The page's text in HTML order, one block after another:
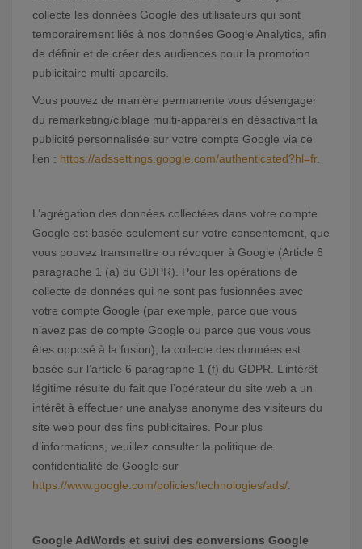
collecte les données Google des utilisateurs qui sont
temporairement liés à nos données Google Analytics, afin
de définir et de créer des audiences pour la promotion
publicitaire multi-appareils.
Vous pouvez de manière permanente vous désengager
du remarketing/ciblage multi-appareils en désactivant la
publicité personnalisée sur votre compte Google via ce
lien : https://adssettings.google.com/authenticated?hl=fr.
L’agrégation des données collectées dans votre compte
Google est basée seulement sur votre consentement, que
vous pouvez transmettre ou révoquer à Google (Article 6
paragraphe 1 (a) du GDPR). Pour les opérations de
collecte de données qui ne sont pas fusionnées avec
votre compte Google (par exemple, parce que vous
n’avez pas de compte Google ou parce que vous vous
êtes opposé à la fusion), la collecte des données est
basée sur l’article 6 paragraphe 1 (f) du GDPR. L’intérêt
légitime résulte du fait que l’opérateur du site web a un
intérêt à effectuer une analyse anonyme des visiteurs du
site web pour des fins publicitaires. Pour plus
d’informations, veuillez consulter la politique de
confidentialité de Google sur
https://www.google.com/policies/technologies/ads/
Google AdWords et suivi des conversions Google